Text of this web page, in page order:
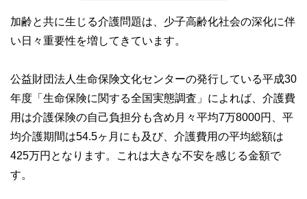
加齢と共に生じる介護問題は、少子高齢化社会の深化に伴
い日々重要性を増してきています。
公益財団法人生命保険文化センターの発行している平成30
年度「生命保険に関する全国実態調査」によれば、介護費
用は介護保険の自己負担分も含め月々平均7万8000円、平
均介護期間は54.5ヶ月にも及び、介護費用の平均総額は
425万円となります。これは大きな不安を感じる金額で
す。